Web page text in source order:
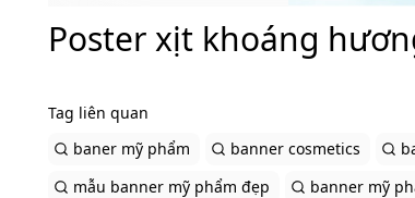
Poster xịt khoáng
Tag liên quan
baner mỹ phẩm
banner cosmetics
mẫu banner mỹ phẩm đẹp
banner mỹ